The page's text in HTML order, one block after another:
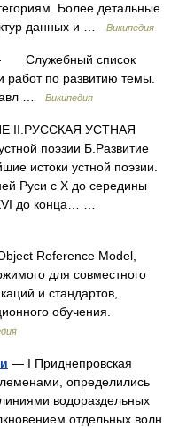
Более детальные
данных и …
Википедия
список
работ по развитию темы.
…
Википедия
II.РУССКАЯ УСТНАЯ
поэзии Б.Развитие
истоки устной поэзии.
Руси с X до середины
до конца… …
Reference Model,
для совместного
и стандартов,
обучения.
— I Приднепровская
определились
водораздельных
отдельных волн